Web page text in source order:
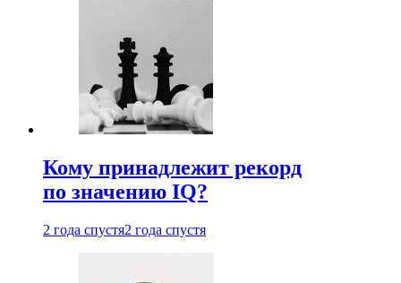
Кому принадлежит рекорд
по значению IQ?
2 года спустя2 года спустя